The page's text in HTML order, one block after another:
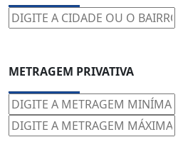
METRAGEM PRIVATIVA